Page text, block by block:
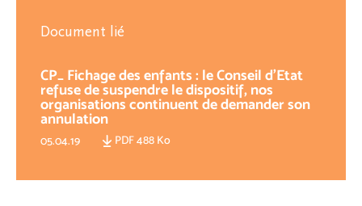
Document lié
CP_ Fichage des enfants : le Conseil d’Etat
refuse de suspendre le dispositif, nos
organisations continuent de demander son
annulation
05.04.19 PDF 488 Ko